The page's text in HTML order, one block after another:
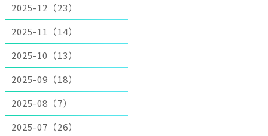
2025-12（23）
2025-11（14）
2025-10（13）
2025-09（18）
2025-08（7）
2025-07（26）